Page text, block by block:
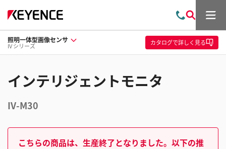
問
い
合
わ
索
メ
ュ
ー
照明一体型画像センサ
IV シリーズ カタログで詳しく見る
インテリジェントモニタ
IV-M30
こちらの商品は、生産終了となりました。以下の推